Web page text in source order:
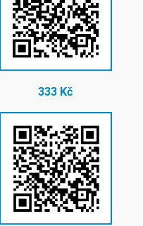
333 Kč